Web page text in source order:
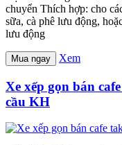
chuyển Thích hợp: cho
sữa, cà phê lưu động,
lưu động
Mua ngay Xem
Xe xếp gọn bán
cầu KH